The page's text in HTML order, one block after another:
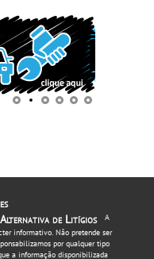
de Litígios
A
informativo. Não pretende ser
por qualquer tipo
a informação disponibilizada